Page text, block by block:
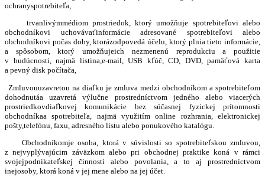
ochranyspotrebiteľa,
trvanlivýmmédiom prostriedok, ktorý umožňuje spotrebiteľovi alebo
obchodníkovi uchovávaťinformácie adresované spotrebiteľovi alebo
obchodníkovi počas doby, ktorázodpovedá účelu, ktorý plnia tieto informácie,
a spôsobom, ktorý umožňujeich nezmenenú reprodukciu a použitie
v budúcnosti, najmä listina,e-mail, USB kľúč, CD, DVD, pamäťová karta
a pevný disk počítača,
Zmluvouuzavretou na diaľku je zmluva medzi obchodníkom a spotrebiteľom
dohodnutáa uzavretá výlučne prostredníctvom jedného alebo viacerých
prostriedkovdiaľkovej komunikácie bez súčasnej fyzickej prítomnosti
obchodníkaa spotrebiteľa, najmä využitím online rozhrania, elektronickej
pošty,telefónu, faxu, adresného listu alebo ponukového katalógu.
Obchodníkomje osoba, ktorá v súvislosti so spotrebiteľskou zmluvou,
z nejvyplývajúcim záväzkom alebo pri obchodnej praktike koná v rámci
svojejpodnikateľskej činnosti alebo povolania, a to aj prostredníctvom
inejosoby, ktorá koná v jej mene alebo na jej účet.